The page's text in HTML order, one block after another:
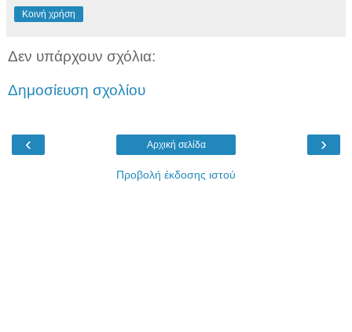
Κοινή χρήση
Δεν υπάρχουν σχόλια:
Δημοσίευση σχολίου
‹ ›
Αρχική σελίδα
Προβολή έκδοσης ιστού